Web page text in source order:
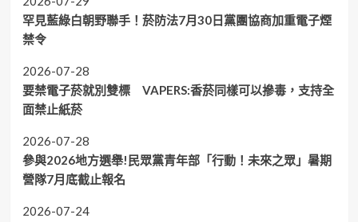
罕見藍綠白朝野聯手！菸防法7月30日黨團協商加重電子煙
禁令
2026-07-28
要禁電子菸就別雙標 VAPERS:香菸同樣可以摻毒，支持全
面禁止紙菸
2026-07-28
參與2026地方選舉!民眾黨青年部「行動！未來之眾」暑期
營隊7月底截止報名
2026-07-24